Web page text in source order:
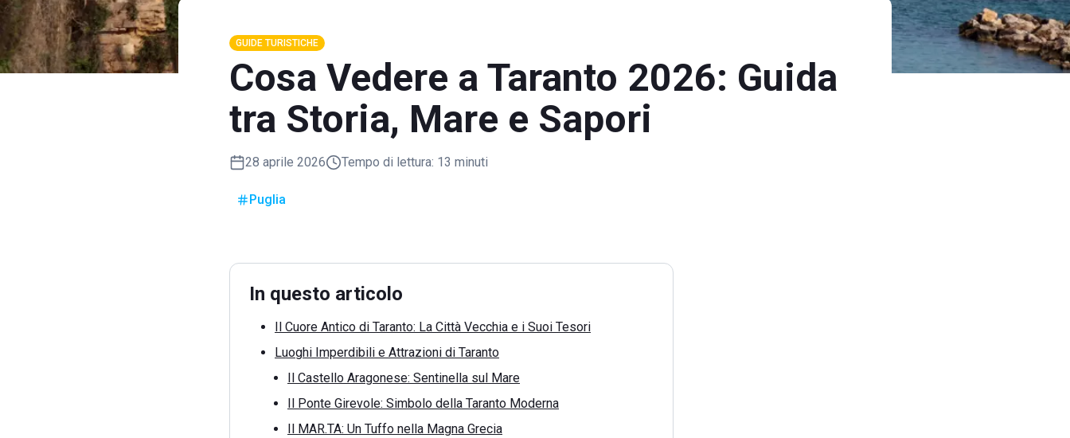
GUIDE TURISTICHE
Cosa Vedere a Taranto 2026: Guida
tra Storia, Mare e Sapori
28 aprile 2026 Tempo di lettura: 13 minuti
Puglia
In questo articolo
Il Cuore Antico di Taranto: La Città Vecchia e i Suoi Tesori
Luoghi Imperdibili e Attrazioni di Taranto
Il Castello Aragonese: Sentinella sul Mare
Il Ponte Girevole: Simbolo della Taranto Moderna
Il MAR.TA: Un Tuffo nella Magna Grecia